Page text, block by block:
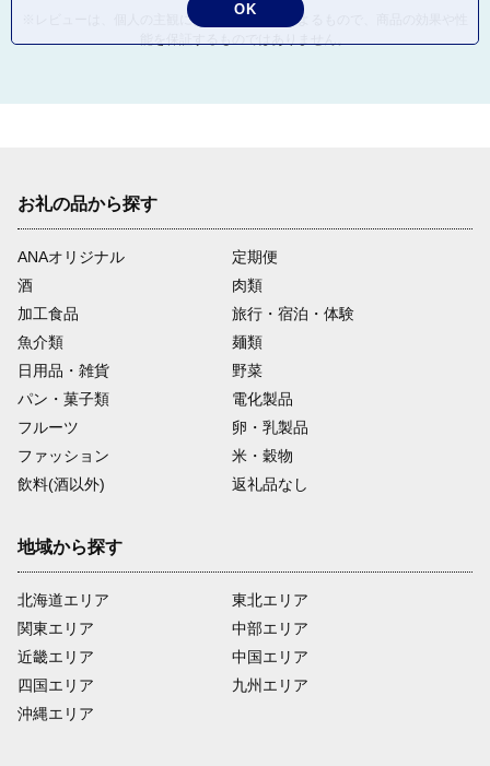
※レビューは、個人の主観による感想・体感によるもので、商品の効果や性
お礼の品から探す
ANAオリジナル
定期便
酒
肉類
加工食品
旅行・宿泊・体験
魚介類
麺類
日用品・雑貨
野菜
パン・菓子類
電化製品
フルーツ
卵・乳製品
ファッション
米・穀物
飲料(酒以外)
返礼品なし
地域から探す
北海道エリア
関東エリア
近畿エリア
四国エリア
沖縄エリア
東北エリア
中部エリア
中国エリア
九州エリア
OK